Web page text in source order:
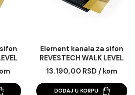
Tuš kanalica
linear basic duo 60
DODAJ U KORPU